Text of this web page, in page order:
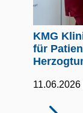
KMG
für
11.06.2026